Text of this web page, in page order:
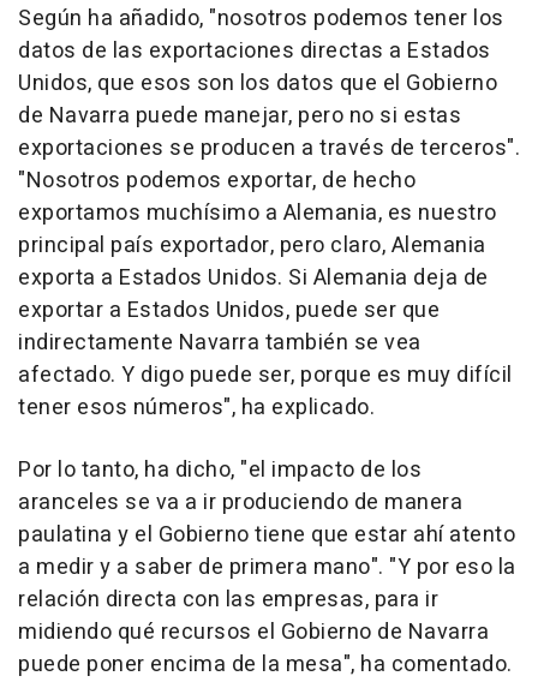
Según ha añadido, "nosotros podemos tener los
datos de las exportaciones directas a Estados
Unidos, que esos son los datos que el Gobierno
de Navarra puede manejar, pero no si estas
exportaciones se producen a través de terceros".
"Nosotros podemos exportar, de hecho
exportamos muchísimo a Alemania, es nuestro
principal país exportador, pero claro, Alemania
exporta a Estados Unidos. Si Alemania deja de
exportar a Estados Unidos, puede ser que
indirectamente Navarra también se vea
afectado. Y digo puede ser, porque es muy difícil
tener esos números", ha explicado.
Por lo tanto, ha dicho, "el impacto de los
aranceles se va a ir produciendo de manera
paulatina y el Gobierno tiene que estar ahí atento
a medir y a saber de primera mano". "Y por eso la
relación directa con las empresas, para ir
midiendo qué recursos el Gobierno de Navarra
puede poner encima de la mesa", ha comentado.